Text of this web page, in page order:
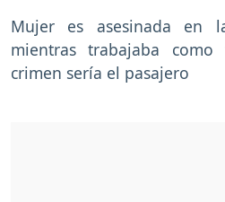
Mujer es asesinada en
mientras trabajaba
crimen sería el pasajero